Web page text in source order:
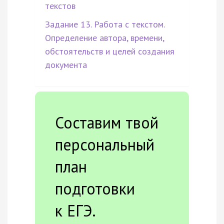
текстов
Задание 13. Работа с текстом.
Определение автора, времени,
обстоятельств и целей создания
документа
Составим твой
персональный
план
подготовки
к ЕГЭ.